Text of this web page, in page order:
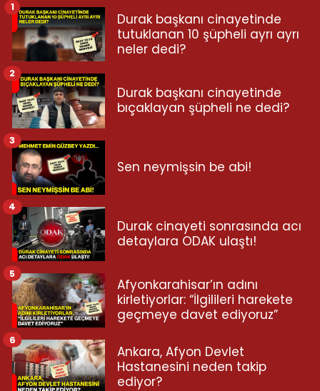
Durak başkanı cinayetinde
tutuklanan 10 şüpheli ayrı ayrı
neler dedi?
1
Durak başkanı cinayetinde
bıçaklayan şüpheli ne dedi?
2
Sen neymişsin be abi!
3
Durak cinayeti sonrasında acı
detaylara ODAK ulaştı!
4
Afyonkarahisar’ın adını
kirletiyorlar: “İlgilileri harekete
geçmeye davet ediyoruz”
5
Ankara, Afyon Devlet
Hastanesini neden takip
ediyor?
6